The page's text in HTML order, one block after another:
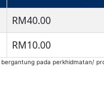
RM40.00
RM10.00
pada perkhidmatan/